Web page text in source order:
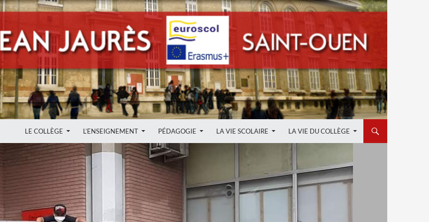
LE COLLÈGE L’ENSEIGNEMENT PÉDAGOGIE LA VIE SCOLAIRE LA VIE DU COLLÈGE